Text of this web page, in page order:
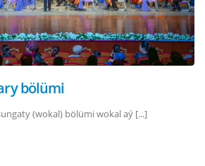
bölümi
(wokal) bölümi wokal aý [...]